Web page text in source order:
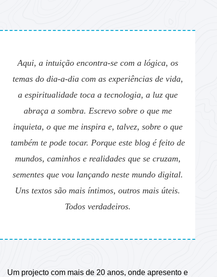
Aqui, a intuição encontra-se com a lógica, os
temas do dia-a-dia com as experiências de vida,
a espiritualidade toca a tecnologia, a luz que
abraça a sombra. Escrevo sobre o que me
inquieta, o que me inspira e, talvez, sobre o que
também te pode tocar. Porque este blog é feito de
mundos, caminhos e realidades que se cruzam,
sementes que vou lançando neste mundo digital.
Uns textos são mais íntimos, outros mais úteis.
Todos verdadeiros.
Um projecto com mais de 20 anos, onde apresento e